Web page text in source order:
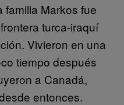
familia Markos fue
turca-iraquí
Vivieron en una
tiempo después
a Canadá,
entonces.